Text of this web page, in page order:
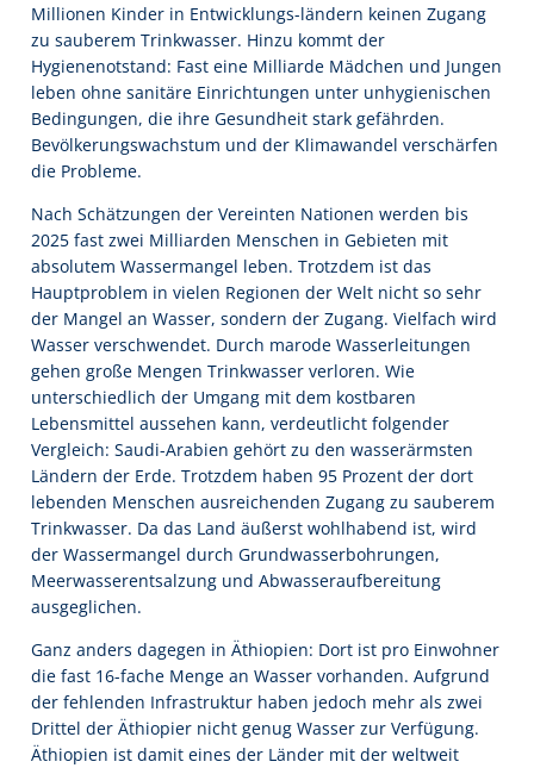
Millionen Kinder in Entwicklungs-ländern keinen Zugang
zu sauberem Trinkwasser. Hinzu kommt der
Hygienenotstand: Fast eine Milliarde Mädchen und Jungen
leben ohne sanitäre Einrichtungen unter unhygienischen
Bedingungen, die ihre Gesundheit stark gefährden.
Bevölkerungswachstum und der Klimawandel verschärfen
die Probleme.
Nach Schätzungen der Vereinten Nationen werden bis
2025 fast zwei Milliarden Menschen in Gebieten mit
absolutem Wassermangel leben. Trotzdem ist das
Hauptproblem in vielen Regionen der Welt nicht so sehr
der Mangel an Wasser, sondern der Zugang. Vielfach wird
Wasser verschwendet. Durch marode Wasserleitungen
gehen große Mengen Trinkwasser verloren. Wie
unterschiedlich der Umgang mit dem kostbaren
Lebensmittel aussehen kann, verdeutlicht folgender
Vergleich: Saudi-Arabien gehört zu den wasserärmsten
Ländern der Erde. Trotzdem haben 95 Prozent der dort
lebenden Menschen ausreichenden Zugang zu sauberem
Trinkwasser. Da das Land äußerst wohlhabend ist, wird
der Wassermangel durch Grundwasserbohrungen,
Meerwasserentsalzung und Abwasseraufbereitung
ausgeglichen.
Ganz anders dagegen in Äthiopien: Dort ist pro Einwohner
die fast 16-fache Menge an Wasser vorhanden. Aufgrund
der fehlenden Infrastruktur haben jedoch mehr als zwei
Drittel der Äthiopier nicht genug Wasser zur Verfügung.
Äthiopien ist damit eines der Länder mit der weltweit